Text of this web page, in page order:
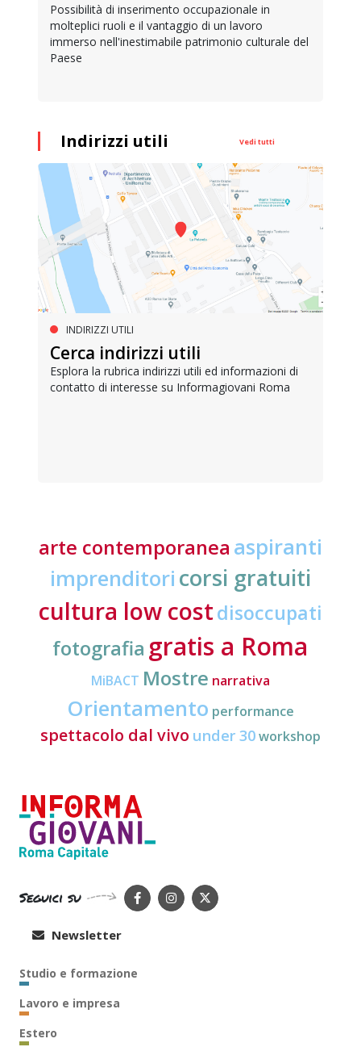
Possibilità di inserimento occupazionale in
molteplici ruoli e il vantaggio di un lavoro
immerso nell'inestimabile patrimonio culturale del
Paese
Indirizzi utili Vedi tutti
INDIRIZZI UTILI
Cerca indirizzi utili
Esplora la rubrica indirizzi utili ed informazioni di
contatto di interesse su Informagiovani Roma
arte contemporanea aspiranti
imprenditori corsi gratuiti
cultura low costdisoccupati
fotografia gratis a Roma
MiBACT Mostre narrativa
Orientamento performance
spettacolo dal vivo under 30workshop
Seguici su
Newsletter
Studio e formazione
Lavoro e impresa
Estero